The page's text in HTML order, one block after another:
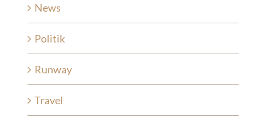
News
Politik
Runway
Travel